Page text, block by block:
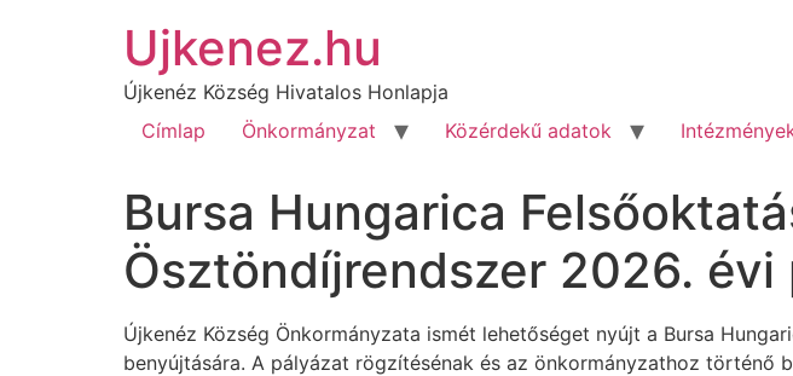
Ujkenez.hu
Újkenéz Község Hivatalos Honlapja
Címlap
Önkormányzat Közérdekű adatok
Bursa Hungarica
Ösztöndíjrendszer 2026.
Újkenéz Község Önkormányzata ismét lehetőséget nyújt a Bursa
benyújtására. A pályázat rögzítésénak és az önkormányzathoz történő